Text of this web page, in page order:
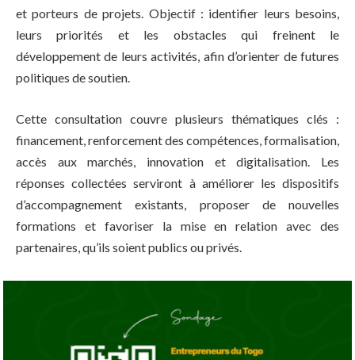
et porteurs de projets. Objectif : identifier leurs besoins,
leurs priorités et les obstacles qui freinent le
développement de leurs activités, afin d’orienter de futures
politiques de soutien.
Cette consultation couvre plusieurs thématiques clés :
financement, renforcement des compétences, formalisation,
accès aux marchés, innovation et digitalisation. Les
réponses collectées serviront à améliorer les dispositifs
d’accompagnement existants, proposer de nouvelles
formations et favoriser la mise en relation avec des
partenaires, qu’ils soient publics ou privés.